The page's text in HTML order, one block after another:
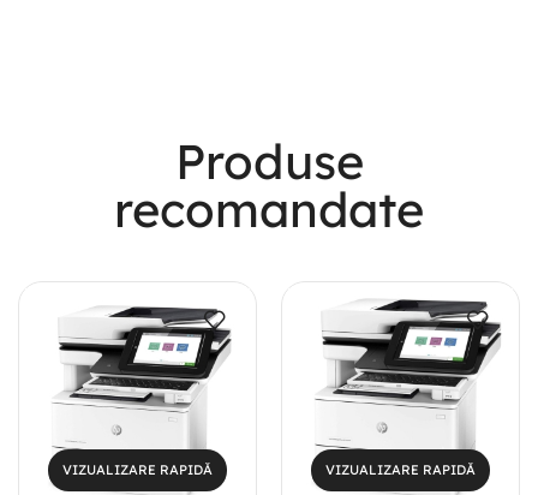
Powerbank
Shop Now
Produse
recomandate
VIZUALIZARE RAPIDĂ VIZUALIZARE RAPIDĂ